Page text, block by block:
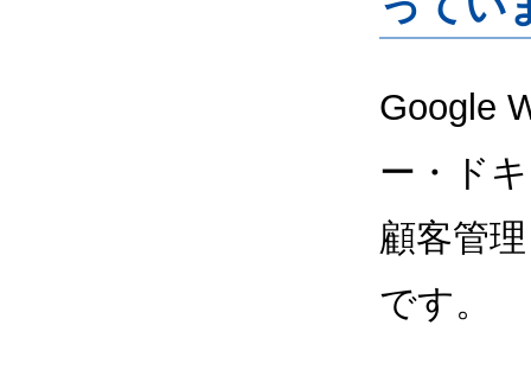
Google
ー・ド
顧客管
です。